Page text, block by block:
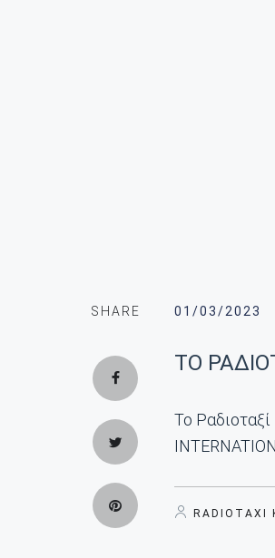
SHARE 01/03/2023
ΤΟ
Το
RADIOTAXI